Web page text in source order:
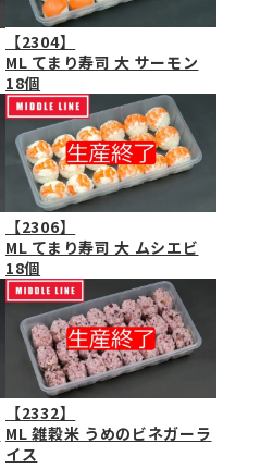
【2304】
ML てまり寿司 大 サーモン
18個
【2306】
ML てまり寿司 大 ムシエビ
18個
【2332】
ML 雑穀米 うめのビネガーラ
イス